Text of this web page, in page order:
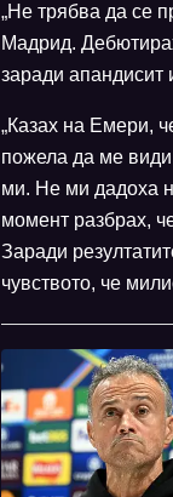
„Не трябва да се
Мадрид.
заради апандисит
„Казах на Емери,
пожела да ме
ми. Не ми дадоха
момент разбрах,
Заради
чувството, че